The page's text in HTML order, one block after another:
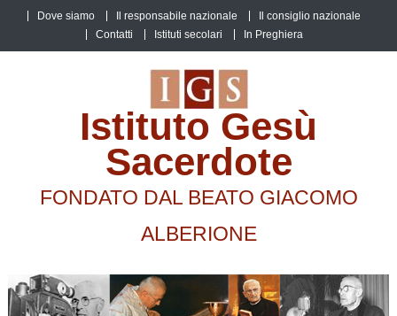
content
Dove siamo Il responsabile nazionale
Il consiglio nazionale
Contatti
Istituti secolari In Preghiera
Istituto Gesù
Sacerdote
FONDATO DAL BEATO GIACOMO
ALBERIONE